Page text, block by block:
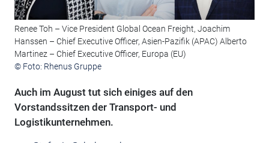
Renee Toh – Vice President Global Ocean Freight, Joachim
Hanssen – Chief Executive Officer, Asien-Pazifik (APAC) Alberto
Martinez – Chief Executive Officer, Europa (EU)
© Foto: Rhenus Gruppe
Auch im August tut sich einiges auf den
Vorstandssitzen der Transport- und
Logistikunternehmen.